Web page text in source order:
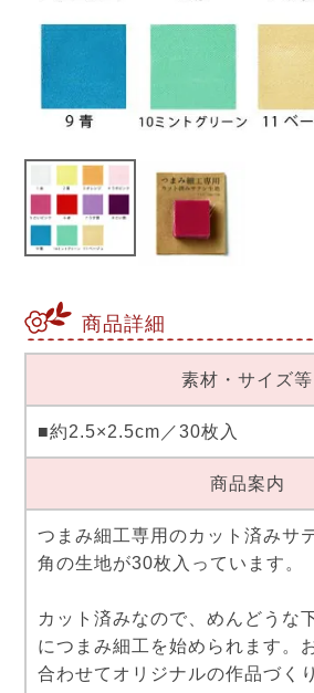
商品詳細
素材・サイズ等
■約2.5×2.5cm／30枚入
商品案内
つまみ細工専用のカット済みサ
角の生地が30枚入っています。
カット済みなので、めんどうな
につまみ細工を始められます。
合わせてオリジナルの作品づく